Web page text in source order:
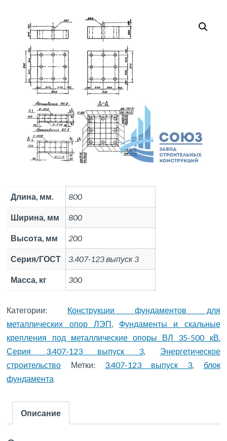
Длина, мм. 800
Ширина, мм 800
Высота, мм 200
Серия/ГОСТ 3.407-123 выпуск 3
Масса, кг 300
Категории: Конструкции фундаментов для
металлических опор ЛЭП, Фундаменты и скальные
крепления под металлические опоры ВЛ 35-500 кВ.
Серия 3.407-123 выпуск 3, Энергетическое
строительство
Метки: 3.407-123 выпуск 3, блок
фундамента
Описание